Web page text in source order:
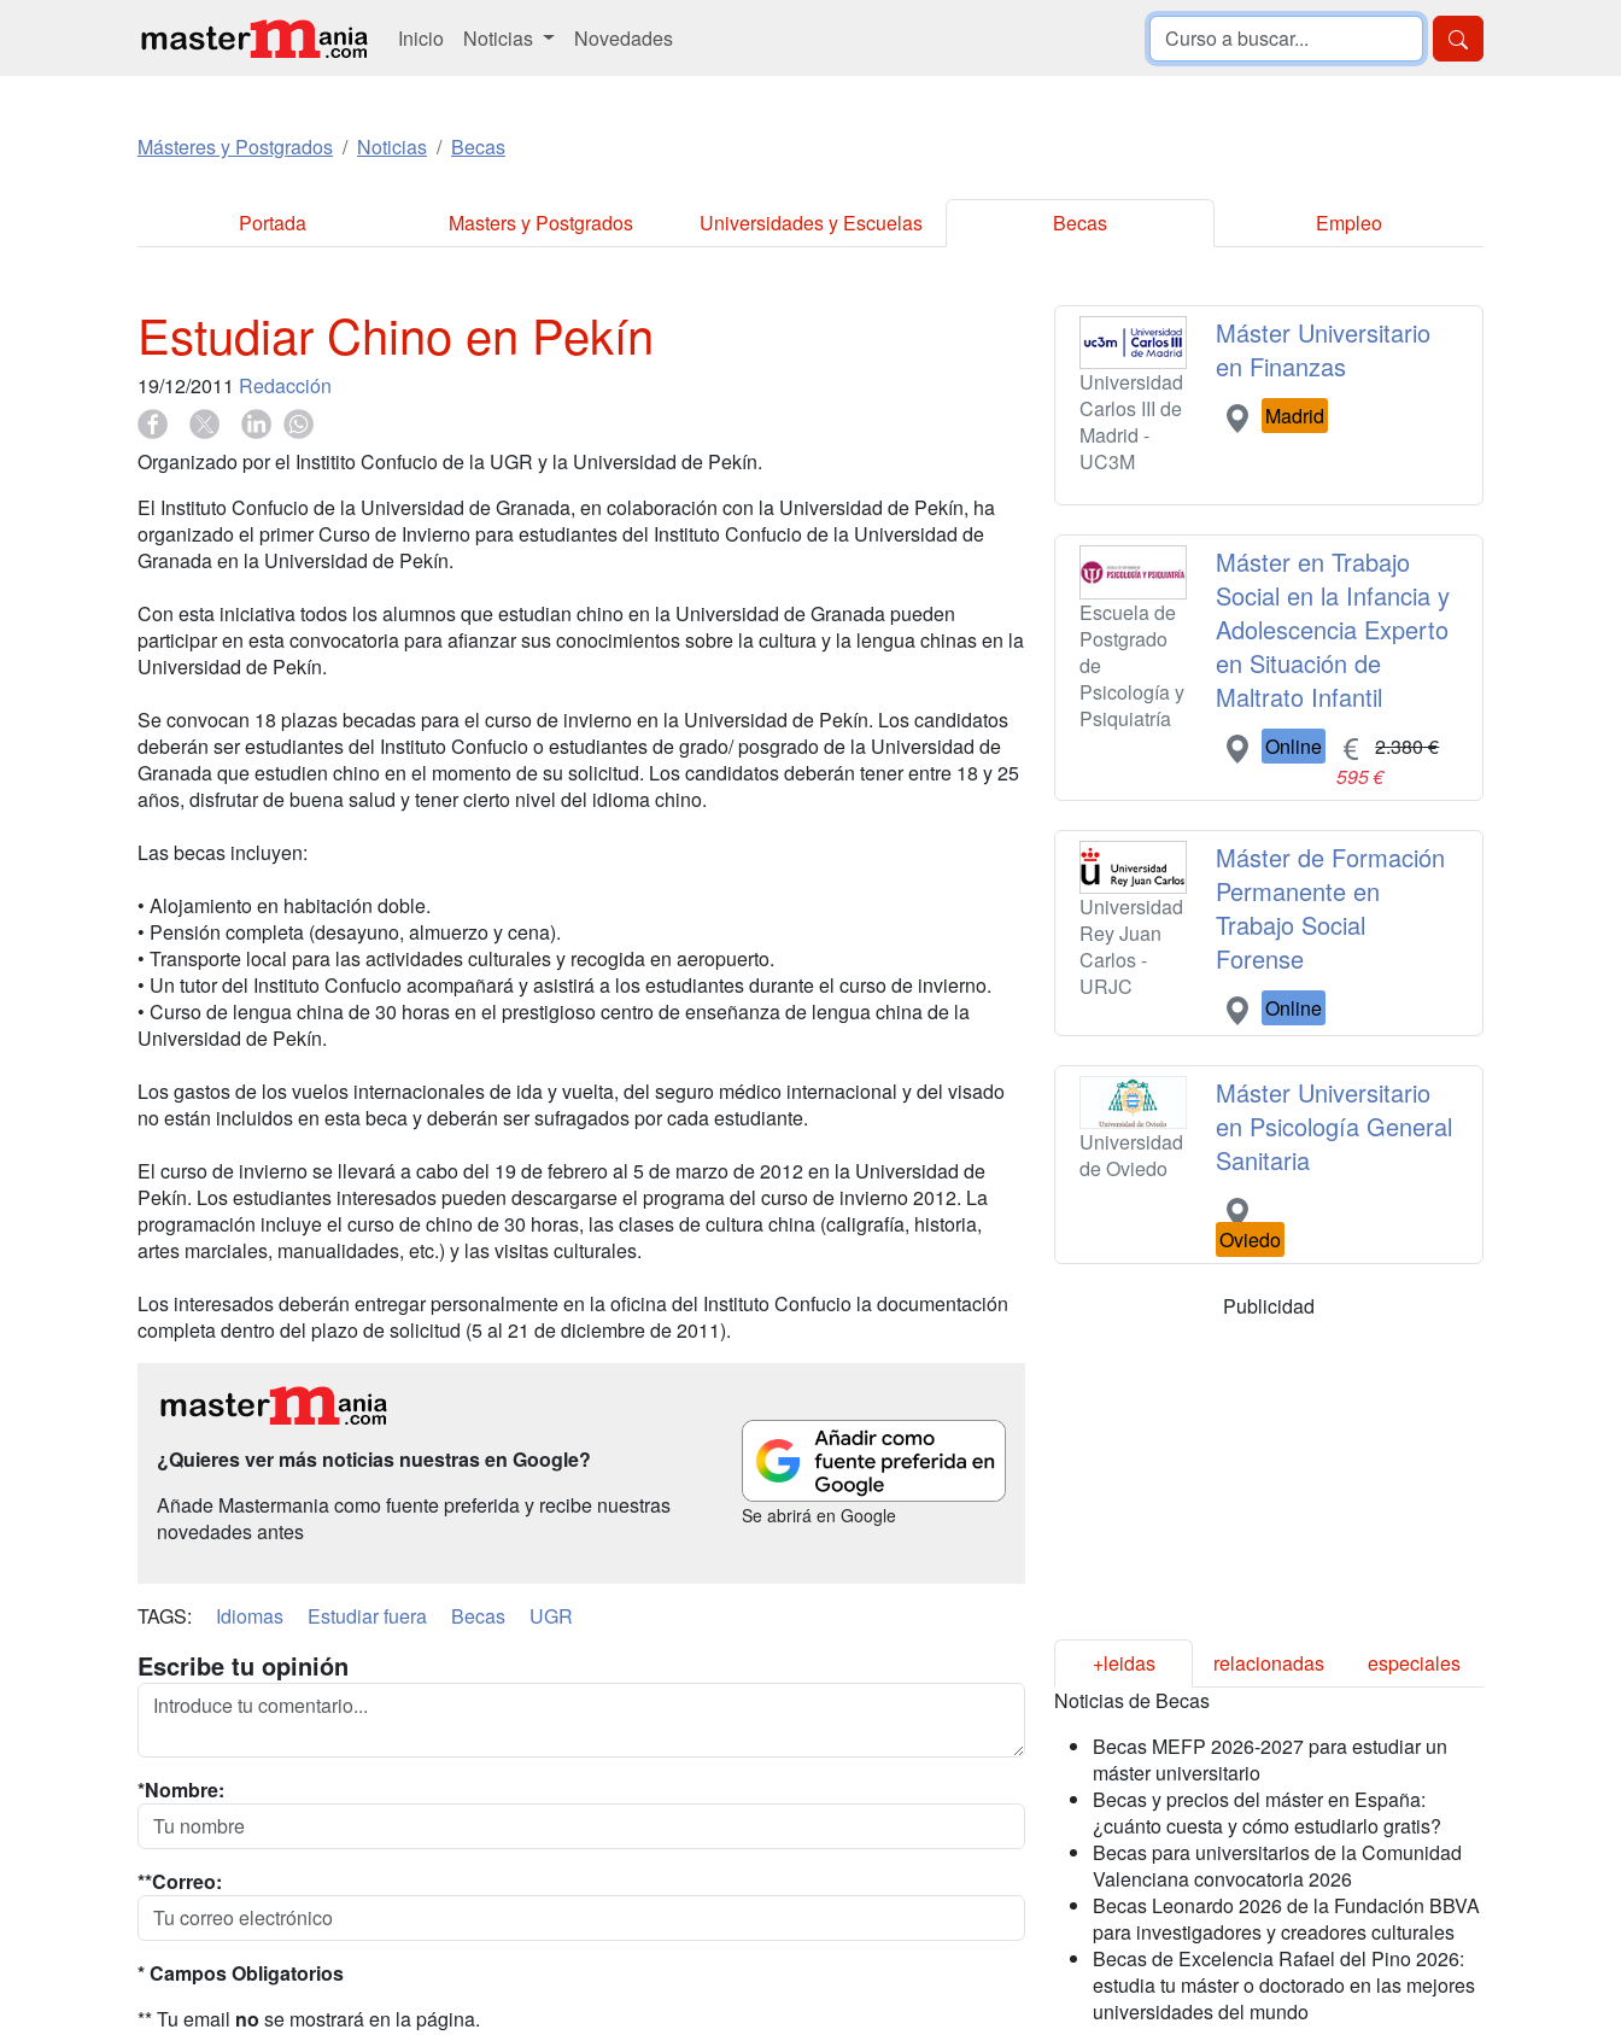
Inicio Noticias Novedades
Másteres y Postgrados Noticias Becas
Portada Masters y Postgrados Universidades y Escuelas Becas Empleo
Estudiar Chino en Pekín
19/12/2011 Redacción
Organizado por el Institito Confucio de la UGR y la Universidad de Pekín.
El Instituto Confucio de la Universidad de Granada, en colaboración con la Universidad de Pekín, ha
organizado el primer Curso de Invierno para estudiantes del Instituto Confucio de la Universidad de
Granada en la Universidad de Pekín.
Con esta iniciativa todos los alumnos que estudian chino en la Universidad de Granada pueden
participar en esta convocatoria para afianzar sus conocimientos sobre la cultura y la lengua chinas en la
Universidad de Pekín.
Se convocan 18 plazas becadas para el curso de invierno en la Universidad de Pekín. Los candidatos
deberán ser estudiantes del Instituto Confucio o estudiantes de grado/ posgrado de la Universidad de
Granada que estudien chino en el momento de su solicitud. Los candidatos deberán tener entre 18 y 25
años, disfrutar de buena salud y tener cierto nivel del idioma chino.
Las becas incluyen:
• Alojamiento en habitación doble.
• Pensión completa (desayuno, almuerzo y cena).
• Transporte local para las actividades culturales y recogida en aeropuerto.
• Un tutor del Instituto Confucio acompañará y asistirá a los estudiantes durante el curso de invierno.
• Curso de lengua china de 30 horas en el prestigioso centro de enseñanza de lengua china de la
Universidad de Pekín.
Los gastos de los vuelos internacionales de ida y vuelta, del seguro médico internacional y del visado
no están incluidos en esta beca y deberán ser sufragados por cada estudiante.
El curso de invierno se llevará a cabo del 19 de febrero al 5 de marzo de 2012 en la Universidad de
Pekín. Los estudiantes interesados pueden descargarse el programa del curso de invierno 2012. La
programación incluye el curso de chino de 30 horas, las clases de cultura china (caligrafía, historia,
artes marciales, manualidades, etc.) y las visitas culturales.
Los interesados deberán entregar personalmente en la oficina del Instituto Confucio la documentación
completa dentro del plazo de solicitud (5 al 21 de diciembre de 2011).
¿Quieres ver más noticias nuestras en Google?
Añade Mastermania como fuente preferida y recibe nuestras
novedades antes
Se abrirá en Google
TAGS: Idiomas Estudiar fuera Becas UGR
Escribe tu opinión
*Nombre:
**Correo:
* Campos Obligatorios
** Tu email no se mostrará en la página.
Universidad
Carlos III de
Madrid -
UC3M
Máster Universitario
en Finanzas
Madrid
Escuela de
Postgrado
de
Psicología y
Psiquiatría
Máster en Trabajo
Social en la Infancia y
Adolescencia Experto
en Situación de
Maltrato Infantil
Online
2.380 €
595 €
Universidad
Rey Juan
Carlos -
URJC
Máster de Formación
Permanente en
Trabajo Social
Forense
Online
Universidad
de Oviedo
Máster Universitario
en Psicología General
Sanitaria
Oviedo
Publicidad
+leidas relacionadas
especiales
Noticias de Becas
Becas MEFP 2026-2027 para estudiar un
máster universitario
Becas y precios del máster en España:
¿cuánto cuesta y cómo estudiarlo gratis?
Becas para universitarios de la Comunidad
Valenciana convocatoria 2026
Becas Leonardo 2026 de la Fundación BBVA
para investigadores y creadores culturales
Becas de Excelencia Rafael del Pino 2026:
estudia tu máster o doctorado en las mejores
universidades del mundo